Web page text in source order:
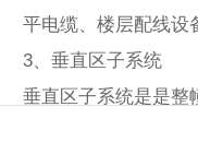
平电缆、楼层配线设
3、垂直区子系统
垂直区子系统是是整
为计算机房提供光